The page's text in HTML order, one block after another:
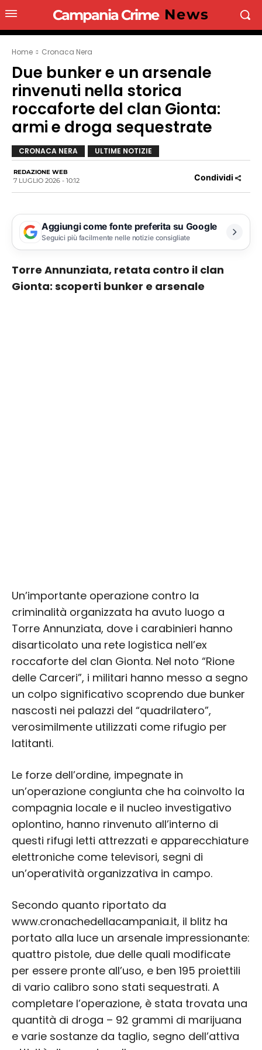
Campania Crime News
Home Cronaca Nera
Due bunker e un arsenale
rinvenuti nella storica
roccaforte del clan Gionta:
armi e droga sequestrate
CRONACA NERA ULTIME NOTIZIE
REDAZIONE WEB
7 LUGLIO 2026 - 10:12 Condividi
Aggiungi come fonte preferita su Google
Seguici più facilmente nelle notizie consigliate
Torre Annunziata, retata contro il clan
Gionta: scoperti bunker e arsenale
Un’importante operazione contro la
criminalità organizzata ha avuto luogo a
Torre Annunziata, dove i carabinieri hanno
disarticolato una rete logistica nell’ex
roccaforte del clan Gionta. Nel noto “Rione
delle Carceri”, i militari hanno messo a segno
un colpo significativo scoprendo due bunker
nascosti nei palazzi del “quadrilatero”,
verosimilmente utilizzati come rifugio per
latitanti.
Le forze dell’ordine, impegnate in
un’operazione congiunta che ha coinvolto la
compagnia locale e il nucleo investigativo
oplontino, hanno rinvenuto all’interno di
questi rifugi letti attrezzati e apparecchiature
elettroniche come televisori, segni di
un’operatività organizzativa in campo.
Secondo quanto riportato da
www.cronachedellacampania.it, il blitz ha
portato alla luce un arsenale impressionante:
quattro pistole, due delle quali modificate
per essere pronte all’uso, e ben 195 proiettili
di vario calibro sono stati sequestrati. A
completare l’operazione, è stata trovata una
quantità di droga – 92 grammi di marijuana
e varie sostanze da taglio, segno dell’attiva